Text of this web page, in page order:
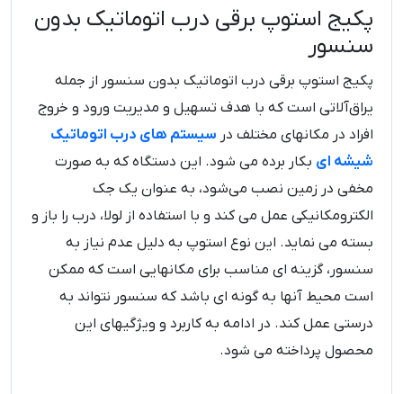
پکیج استوپ برقی درب اتوماتیک بدون
سنسور
پکیج استوپ برقی درب اتوماتیک بدون سنسور از جمله
یراق‌آلاتی است که با هدف تسهیل و مدیریت ورود و خروج
افراد در مکانهای مختلف در سیستم های درب اتوماتیک
شیشه ای بکار برده می شود. این دستگاه که به صورت
مخفی در زمین نصب می‌شود، به عنوان یک جک
الکترومکانیکی عمل می‌ کند و با استفاده از لولا، درب را باز و
بسته می‌ نماید. این نوع استوپ به دلیل عدم نیاز به
سنسور، گزینه ‌ای مناسب برای مکانهایی است که ممکن
است محیط آنها به گونه ‌ای باشد که سنسور نتواند به
درستی عمل کند. در ادامه به کاربرد و ویژگیهای این
محصول پرداخته می شود.